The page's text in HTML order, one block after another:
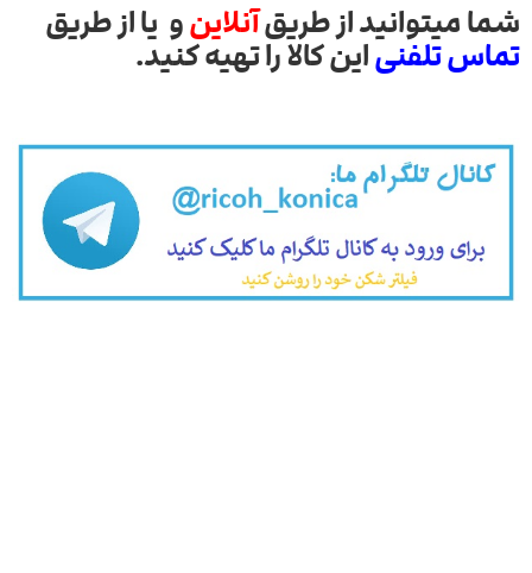
شما میتوانید از طریقآنلاینو یا از طریق
تماس تلفنیاین کالا را تهیه کنید.